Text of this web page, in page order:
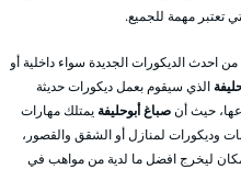
تعتبر مهمة للجميع.
احدث الديكورات الجديدة سواء داخلية أو
الذي سيقوم بعمل ديكورات حديثة
حيث أنصباغ أبوحليفة يمتلك مهارات
وديكورات لمنازل أو الشقق والقصور،
ليخرج افضل ما لدية من مواهب في